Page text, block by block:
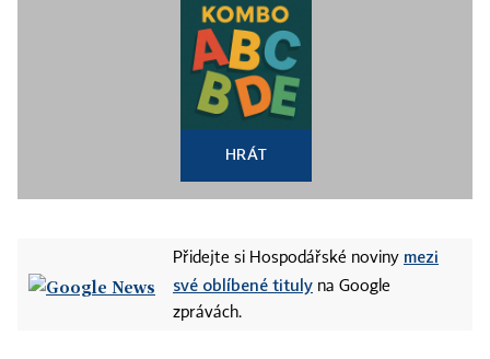
HRÁT
Přidejte si Hospodářské noviny mezi
své oblíbené tituly na Google
zprávách.